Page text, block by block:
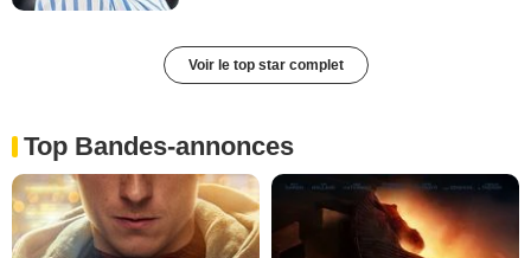
Voir le top star complet
Top Bandes-annonces